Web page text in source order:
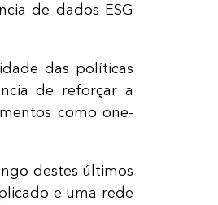
de dados ESG
das políticas
de reforçar a
como one-
destes últimos
e uma rede